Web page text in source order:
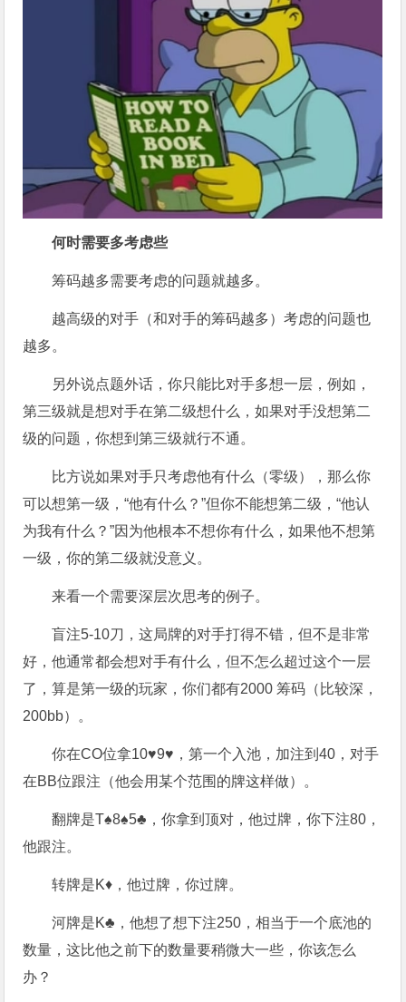
何时需要多考虑些
筹码越多需要考虑的问题就越多。
越高级的对手（和对手的筹码越多）考虑的问题也
越多。
另外说点题外话，你只能比对手多想一层，例如，
第三级就是想对手在第二级想什么，如果对手没想第二
级的问题，你想到第三级就行不通。
比方说如果对手只考虑他有什么（零级），那么你
可以想第一级，“他有什么？”但你不能想第二级，“他认
为我有什么？”因为他根本不想你有什么，如果他不想第
一级，你的第二级就没意义。
来看一个需要深层次思考的例子。
盲注5-10刀，这局牌的对手打得不错，但不是非常
好，他通常都会想对手有什么，但不怎么超过这个一层
了，算是第一级的玩家，你们都有2000 筹码（比较深，
200bb）。
你在CO位拿10♥9♥，第一个入池，加注到40，对手
在BB位跟注（他会用某个范围的牌这样做）。
翻牌是T♠8♠5♣，你拿到顶对，他过牌，你下注80，
他跟注。
转牌是K♦，他过牌，你过牌。
河牌是K♣，他想了想下注250，相当于一个底池的
数量，这比他之前下的数量要稍微大一些，你该怎么
办？